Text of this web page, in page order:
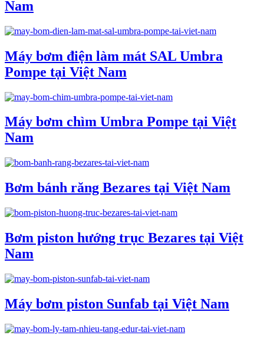
Nam
Máy bơm điện làm mát SAL Umbra
Pompe tại Việt Nam
Máy bơm chìm Umbra Pompe tại Việt
Nam
Bơm bánh răng Bezares tại Việt Nam
Bơm piston hướng trục Bezares tại Việt
Nam
Máy bơm piston Sunfab tại Việt Nam